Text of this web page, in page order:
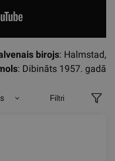
birojs: Halmstad,
: Dibināts 1957. gadā
Filtri